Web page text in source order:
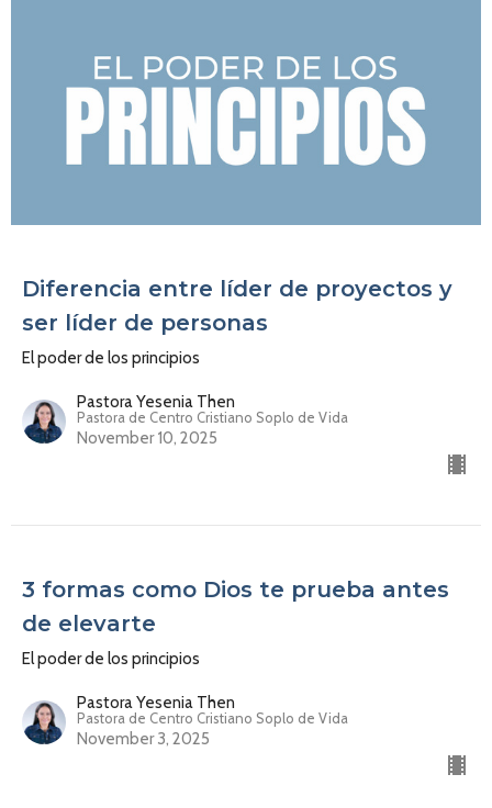
Diferencia entre líder de proyectos y
ser líder de personas
El poder de los principios
Pastora Yesenia Then
Pastora de Centro Cristiano Soplo de Vida
November 10, 2025
3 formas como Dios te prueba antes
de elevarte
El poder de los principios
Pastora Yesenia Then
Pastora de Centro Cristiano Soplo de Vida
November 3, 2025